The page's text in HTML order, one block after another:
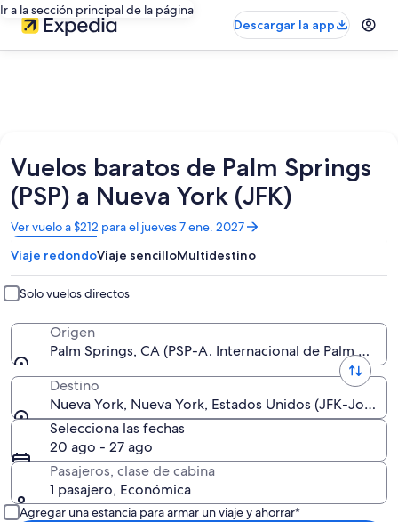
Ir a la sección principal de la página
Descargar la app
Vuelos baratos de Palm Springs
(PSP) a Nueva York (JFK)
Ver vuelo a $212 para el jueves 7 ene. 2027
Se
abrirá
en
una
nueva
ventana
Viaje redondoViaje sencilloMultidestino
Solo vuelos directos
Origen
Palm Springs, CA (PSP-A. Internacional de Palm
Destino
Nueva York, Nueva York, Estados Unidos (JFK-John
Selecciona las fechas
20 ago - 27 ago
Pasajeros, clase de cabina
1 pasajero, Económica
Agregar una estancia para armar un viaje y ahorrar*